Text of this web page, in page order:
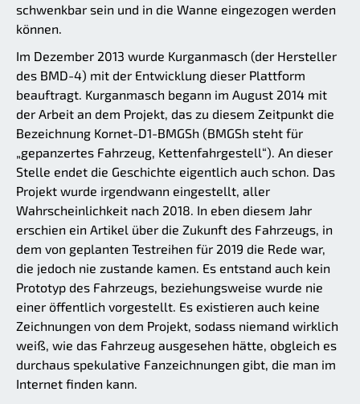
schwenkbar sein und in die Wanne eingezogen werden
können.
Im Dezember 2013 wurde Kurganmasch (der Hersteller
des BMD-4) mit der Entwicklung dieser Plattform
beauftragt. Kurganmasch begann im August 2014 mit
der Arbeit an dem Projekt, das zu diesem Zeitpunkt die
Bezeichnung Kornet-D1-BMGSh (BMGSh steht für
„gepanzertes Fahrzeug, Kettenfahrgestell“). An dieser
Stelle endet die Geschichte eigentlich auch schon. Das
Projekt wurde irgendwann eingestellt, aller
Wahrscheinlichkeit nach 2018. In eben diesem Jahr
erschien ein Artikel über die Zukunft des Fahrzeugs, in
dem von geplanten Testreihen für 2019 die Rede war,
die jedoch nie zustande kamen. Es entstand auch kein
Prototyp des Fahrzeugs, beziehungsweise wurde nie
einer öffentlich vorgestellt. Es existieren auch keine
Zeichnungen von dem Projekt, sodass niemand wirklich
weiß, wie das Fahrzeug ausgesehen hätte, obgleich es
durchaus spekulative Fanzeichnungen gibt, die man im
Internet finden kann.